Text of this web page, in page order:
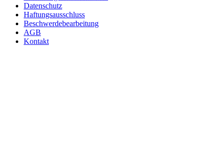
Datenschutz
Haftungsausschluss
Beschwerdebearbeitung
AGB
Kontakt